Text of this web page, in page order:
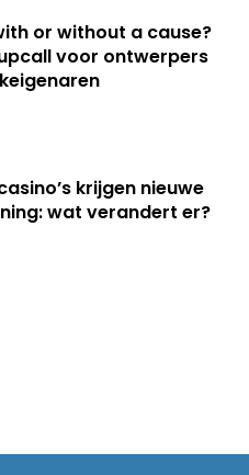
or without a cause?
voor ontwerpers
krijgen nieuwe
wat verandert er?